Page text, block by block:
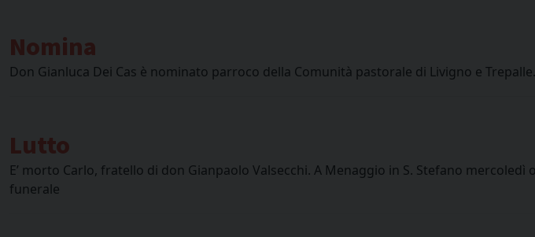
Nomina
Don Gianluca Dei Cas è nominato parroco della Comunità pastorale di Livigno e Trepalle.
Lutto
E’ morto Carlo, fratello di don Gianpaolo Valsecchi. A Menaggio in S. Stefano mercoledì
funerale